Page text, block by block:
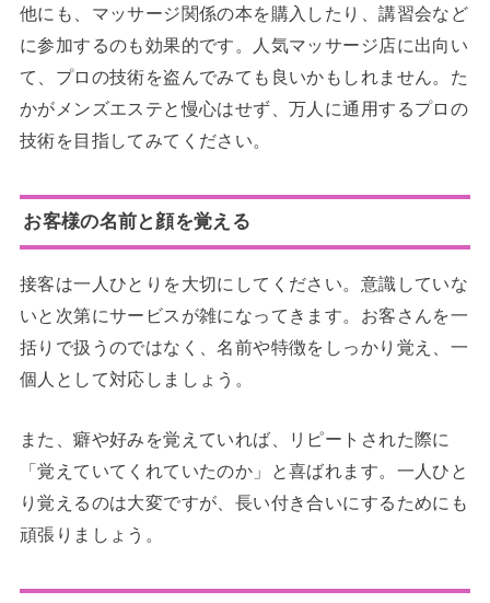
他にも、マッサージ関係の本を購入したり、講習会など
に参加するのも効果的です。人気マッサージ店に出向い
て、プロの技術を盗んでみても良いかもしれません。た
かがメンズエステと慢心はせず、万人に通用するプロの
技術を目指してみてください。
お客様の名前と顔を覚える
接客は一人ひとりを大切にしてください。意識していな
いと次第にサービスが雑になってきます。お客さんを一
括りで扱うのではなく、名前や特徴をしっかり覚え、一
個人として対応しましょう。
また、癖や好みを覚えていれば、リピートされた際に
「覚えていてくれていたのか」と喜ばれます。一人ひと
り覚えるのは大変ですが、長い付き合いにするためにも
頑張りましょう。